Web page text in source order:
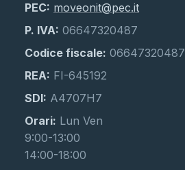
PEC: moveonit@pec.it
P. IVA: 06647320487
Codice fiscale: 06647320487
REA: FI-645192
SDI: A4707H7
Orari: Lun Ven
9:00-13:00
14:00-18:00